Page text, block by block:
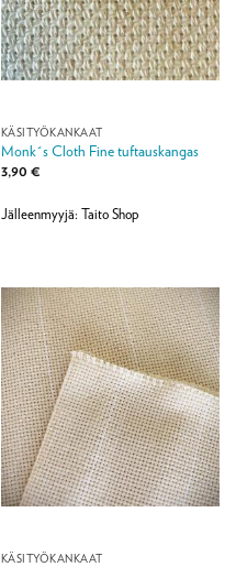
KÄSITYÖKANKAAT
Monk´s Cloth Fine tuftauskangas
3,90 €
Jälleenmyyjä: Taito Shop
KÄSITYÖKANKAAT